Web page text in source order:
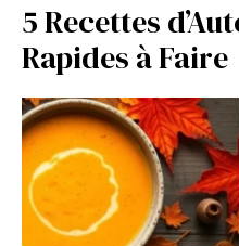
5 Recettes
Rapides à Faire